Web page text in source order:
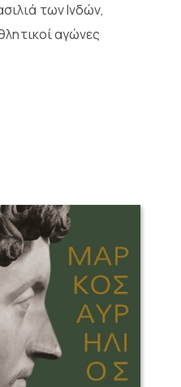
των Ινδών,
αγώνες